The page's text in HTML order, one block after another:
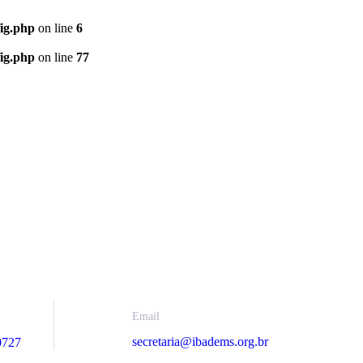
on line 6
on line 77
Email
secretaria@ibadems.org.br